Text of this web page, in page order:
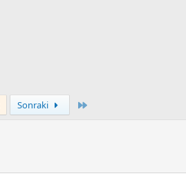
Sonraki